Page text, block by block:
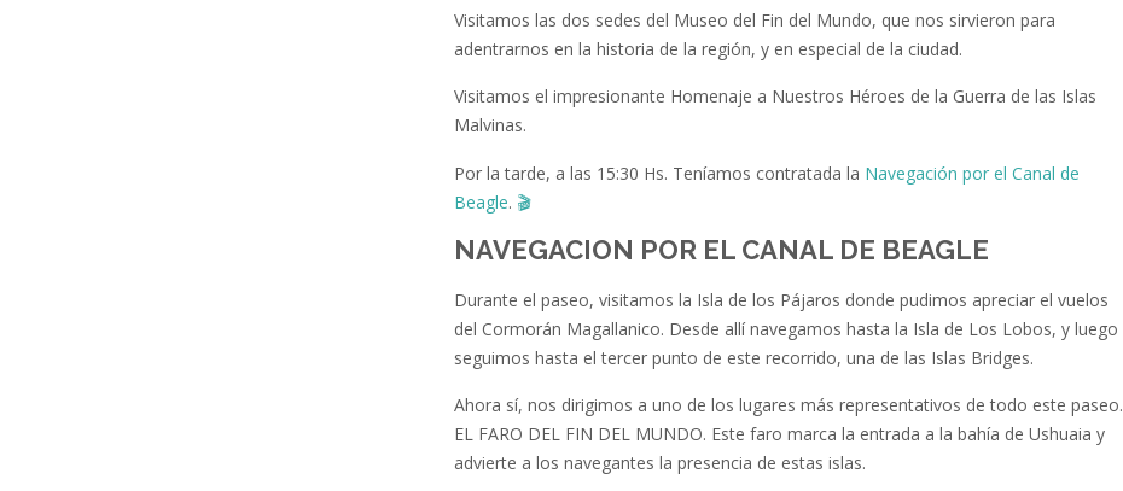
Visitamos las dos sedes del Museo del Fin del Mundo, que nos sirvieron para
adentrarnos en la historia de la región, y en especial de la ciudad.
Visitamos el impresionante Homenaje a Nuestros Héroes de la Guerra de las Islas
Malvinas.
Por la tarde, a las 15:30 Hs. Teníamos contratada la Navegación por el Canal de
Beagle. 🎬
NAVEGACION POR EL CANAL DE BEAGLE
Durante el paseo, visitamos la Isla de los Pájaros donde pudimos apreciar el vuelos
del Cormorán Magallanico. Desde allí navegamos hasta la Isla de Los Lobos, y luego
seguimos hasta el tercer punto de este recorrido, una de las Islas Bridges.
Ahora sí, nos dirigimos a uno de los lugares más representativos de todo este paseo.
EL FARO DEL FIN DEL MUNDO. Este faro marca la entrada a la bahía de Ushuaia y
advierte a los navegantes la presencia de estas islas.